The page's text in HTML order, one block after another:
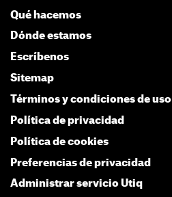
Qué hacemos
Dónde estamos
Escríbenos
Sitemap
Términos y condiciones de uso
Política de privacidad
Política de cookies
Preferencias de privacidad
Administrar servicio Utiq